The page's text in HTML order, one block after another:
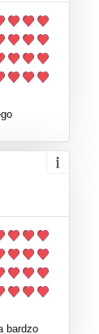
bardzo